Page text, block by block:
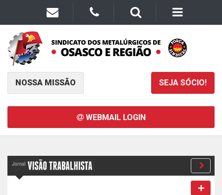
NOSSA MISSÃO SEJA SÓCIO!
WEBMAIL LOGIN